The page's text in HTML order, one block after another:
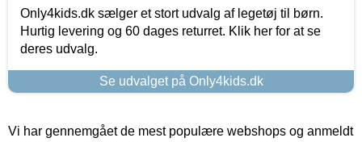
Only4kids.dk sælger et stort udvalg af legetøj til børn.
Hurtig levering og 60 dages returret. Klik her for at se
deres udvalg.
Se udvalget på Only4kids.dk
Vi har gennemgået de mest populære webshops og anmeldt